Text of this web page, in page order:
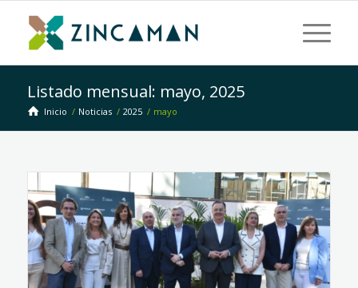
Listado mensual: mayo, 2025
Inicio / Noticias / 2025 / mayo